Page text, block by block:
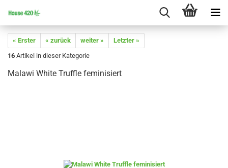
« Erster « zurück weiter »
Letzter »
16 Artikel in dieser Kategorie
Malawi White Truffle feminisiert